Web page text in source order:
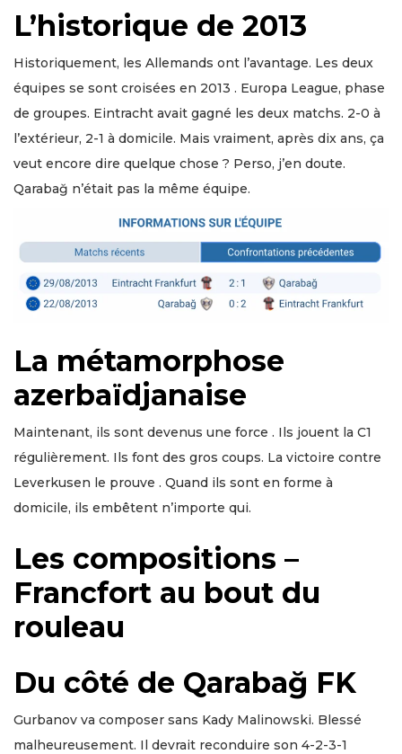
L’historique de 2013
Historiquement, les Allemands ont l’avantage. Les deux
équipes se sont croisées en 2013 . Europa League, phase
de groupes. Eintracht avait gagné les deux matchs. 2-0 à
l’extérieur, 2-1 à domicile. Mais vraiment, après dix ans, ça
veut encore dire quelque chose ? Perso, j’en doute.
Qarabağ n’était pas la même équipe.
La métamorphose
azerbaïdjanaise
Maintenant, ils sont devenus une force . Ils jouent la C1
régulièrement. Ils font des gros coups. La victoire contre
Leverkusen le prouve . Quand ils sont en forme à
domicile, ils embêtent n’importe qui.
Les compositions –
Francfort au bout du
rouleau
Du côté de Qarabağ FK
Gurbanov va composer sans Kady Malinowski. Blessé
malheureusement. Il devrait reconduire son 4-2-3-1